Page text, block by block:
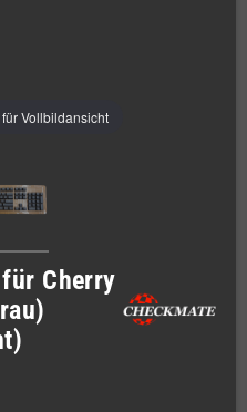
Vollbildansicht
Cherry